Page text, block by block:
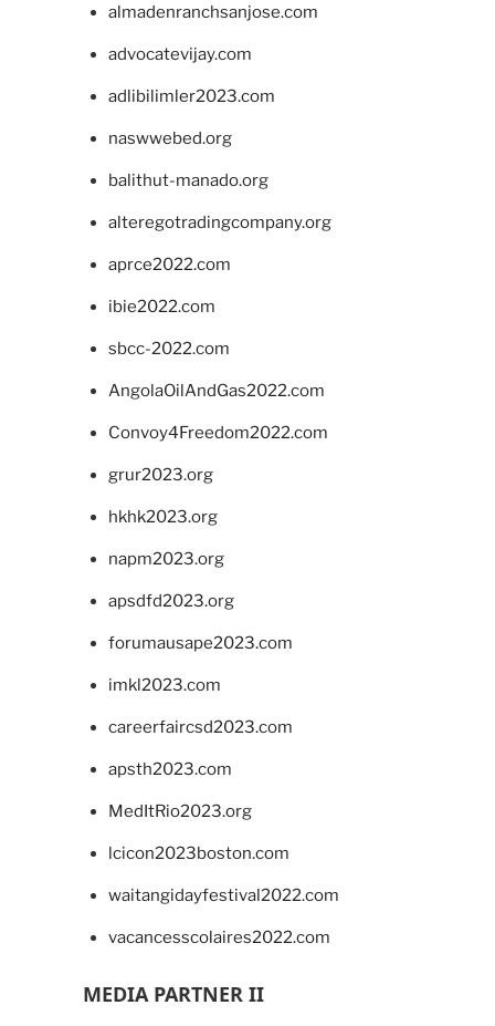
almadenranchsanjose.com
advocatevijay.com
adlibilimler2023.com
naswwebed.org
balithut-manado.org
alteregotradingcompany.org
aprce2022.com
ibie2022.com
sbcc-2022.com
AngolaOilAndGas2022.com
Convoy4Freedom2022.com
grur2023.org
hkhk2023.org
napm2023.org
apsdfd2023.org
forumausape2023.com
imkl2023.com
careerfaircsd2023.com
apsth2023.com
MedItRio2023.org
lcicon2023boston.com
waitangidayfestival2022.com
vacancesscolaires2022.com
MEDIA PARTNER II